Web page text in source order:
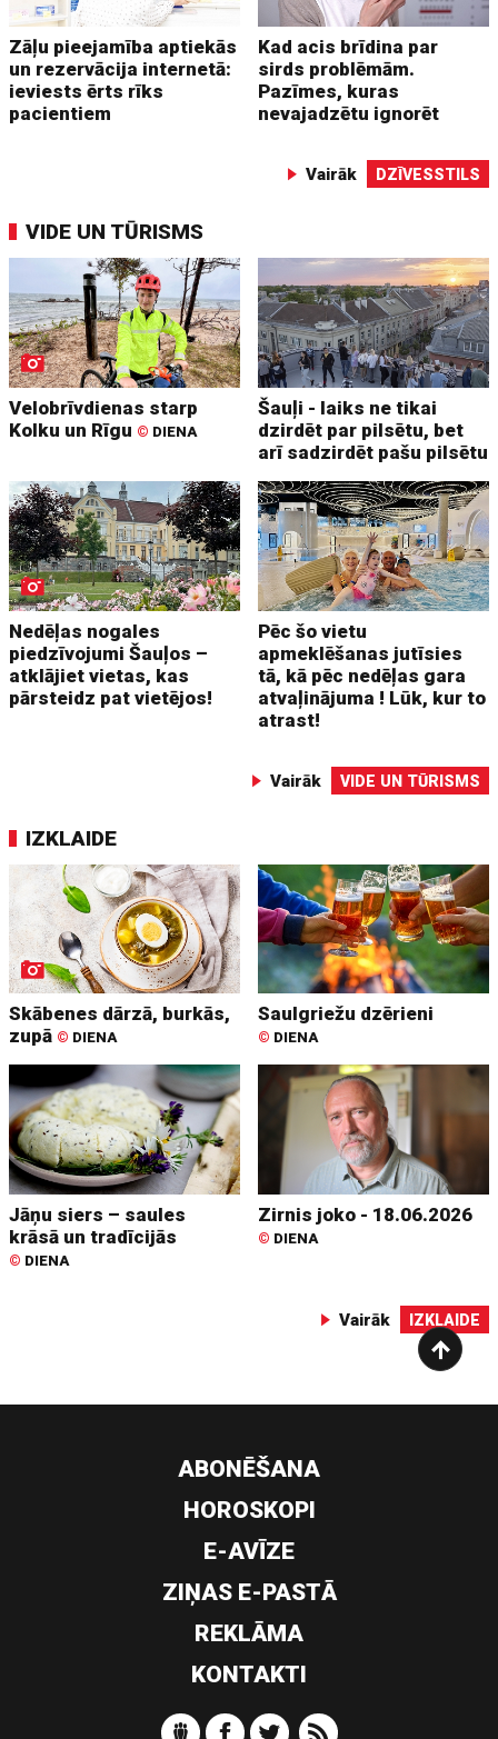
Zāļu pieejamība aptiekās
un rezervācija internetā:
ieviests ērts rīks
pacientiem
Kad acis brīdina par
sirds problēmām.
Pazīmes, kuras
nevajadzētu ignorēt
Vairāk DZĪVESSTILS
VIDE UN TŪRISMS
Velobrīvdienas starp
Kolku un Rīgu © DIENA
Šauļi - laiks ne tikai
dzirdēt par pilsētu, bet
arī sadzirdēt pašu pilsētu
Nedēļas nogales
piedzīvojumi Šauļos –
atklājiet vietas, kas
pārsteidz pat vietējos!
Pēc šo vietu
apmeklēšanas jutīsies
tā, kā pēc nedēļas gara
atvaļinājuma ! Lūk, kur to
atrast!
Vairāk VIDE UN TŪRISMS
IZKLAIDE
Skābenes dārzā, burkās,
zupā © DIENA
Saulgriežu dzērieni
© DIENA
Jāņu siers – saules
krāsā un tradīcijās
© DIENA
Zirnis joko - 18.06.2026
© DIENA
Vairāk IZKLAIDE
ABONĒŠANA
HOROSKOPI
E-AVĪZE
ZIŅAS E-PASTĀ
REKLĀMA
KONTAKTI